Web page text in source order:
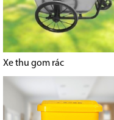
Xe thu gom rác